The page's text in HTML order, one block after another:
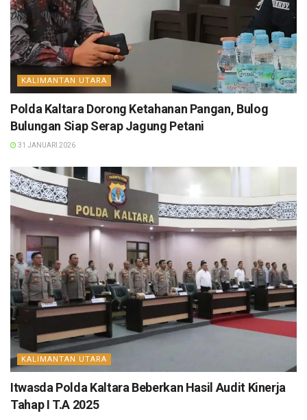
KALIMANTAN UTARA
Polda Kaltara Dorong Ketahanan Pangan, Bulog
Bulungan Siap Serap Jagung Petani
31 JANUARI 2026
KALIMANTAN UTARA
Itwasda Polda Kaltara Beberkan Hasil Audit Kinerja
Tahap I T.A 2025